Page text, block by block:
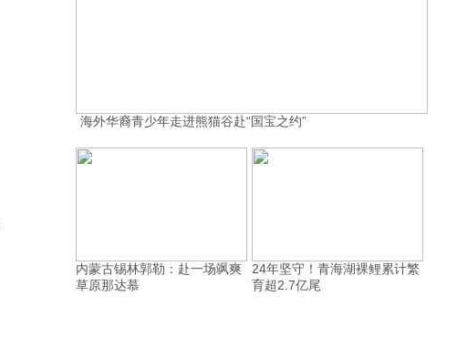
海外华裔青少年走进熊猫谷赴“国宝之约”
内蒙古锡林郭勒：赴一场飒爽
草原那达慕
24年坚守！青海湖裸鲤累计繁
育超2.7亿尾